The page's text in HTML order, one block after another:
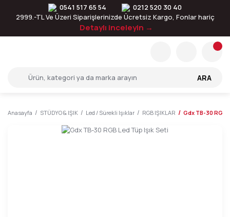
0541 517 65 54
0212 520 30 40
2999.-TL Ve Üzeri Siparişlerinizde Ücretsiz Kargo, Fonlar hariç
Detaylı inceleyin →
ARA
Anasayfa STÜDYO & IŞIK Led / Sürekli Işıklar RGB IŞIKLAR Gdx TB-30 RGB